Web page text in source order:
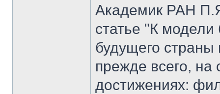
Академик РАН
статье "К
будущего страны
прежде всего,
достижениях: